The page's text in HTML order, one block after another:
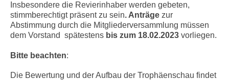
Insbesondere die Revierinhaber werden gebeten,
stimmberechtigt präsent zu sein. Anträge zur
Abstimmung durch die Mitgliederversammlung müssen
dem Vorstand spätestens bis zum 18.02.2023 vorliegen.
Bitte beachten:
Die Bewertung und der Aufbau der Trophäenschau findet